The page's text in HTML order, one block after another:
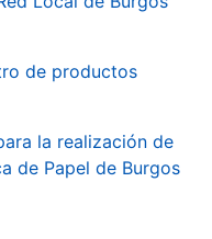
de productos
la realización de
de Papel de Burgos